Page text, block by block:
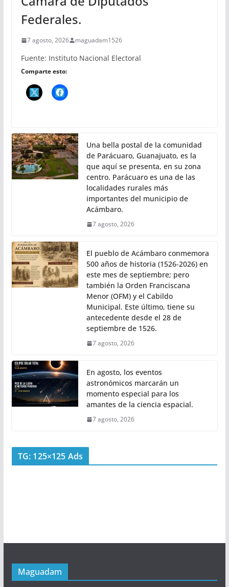
Federales.
7 agosto, 2026 maguadam1526
Fuente: Instituto Nacional Electoral
Comparte esto:
Una bella postal de la comunidad
de Parácuaro, Guanajuato, es la
que aquí se presenta, en su zona
centro. Parácuaro es una de las
localidades rurales más
importantes del municipio de
Acámbaro.
7 agosto, 2026
El pueblo de Acámbaro conmemora
500 años de historia (1526-2026) en
este mes de septiembre; pero
también la Orden Franciscana
Menor (OFM) y el Cabildo
Municipal. Este último, tiene su
antecedente desde el 28 de
septiembre de 1526.
7 agosto, 2026
En agosto, los eventos
astronómicos marcarán un
momento especial para los
amantes de la ciencia espacial.
7 agosto, 2026
TG: 125×125 Ads
Maguadam